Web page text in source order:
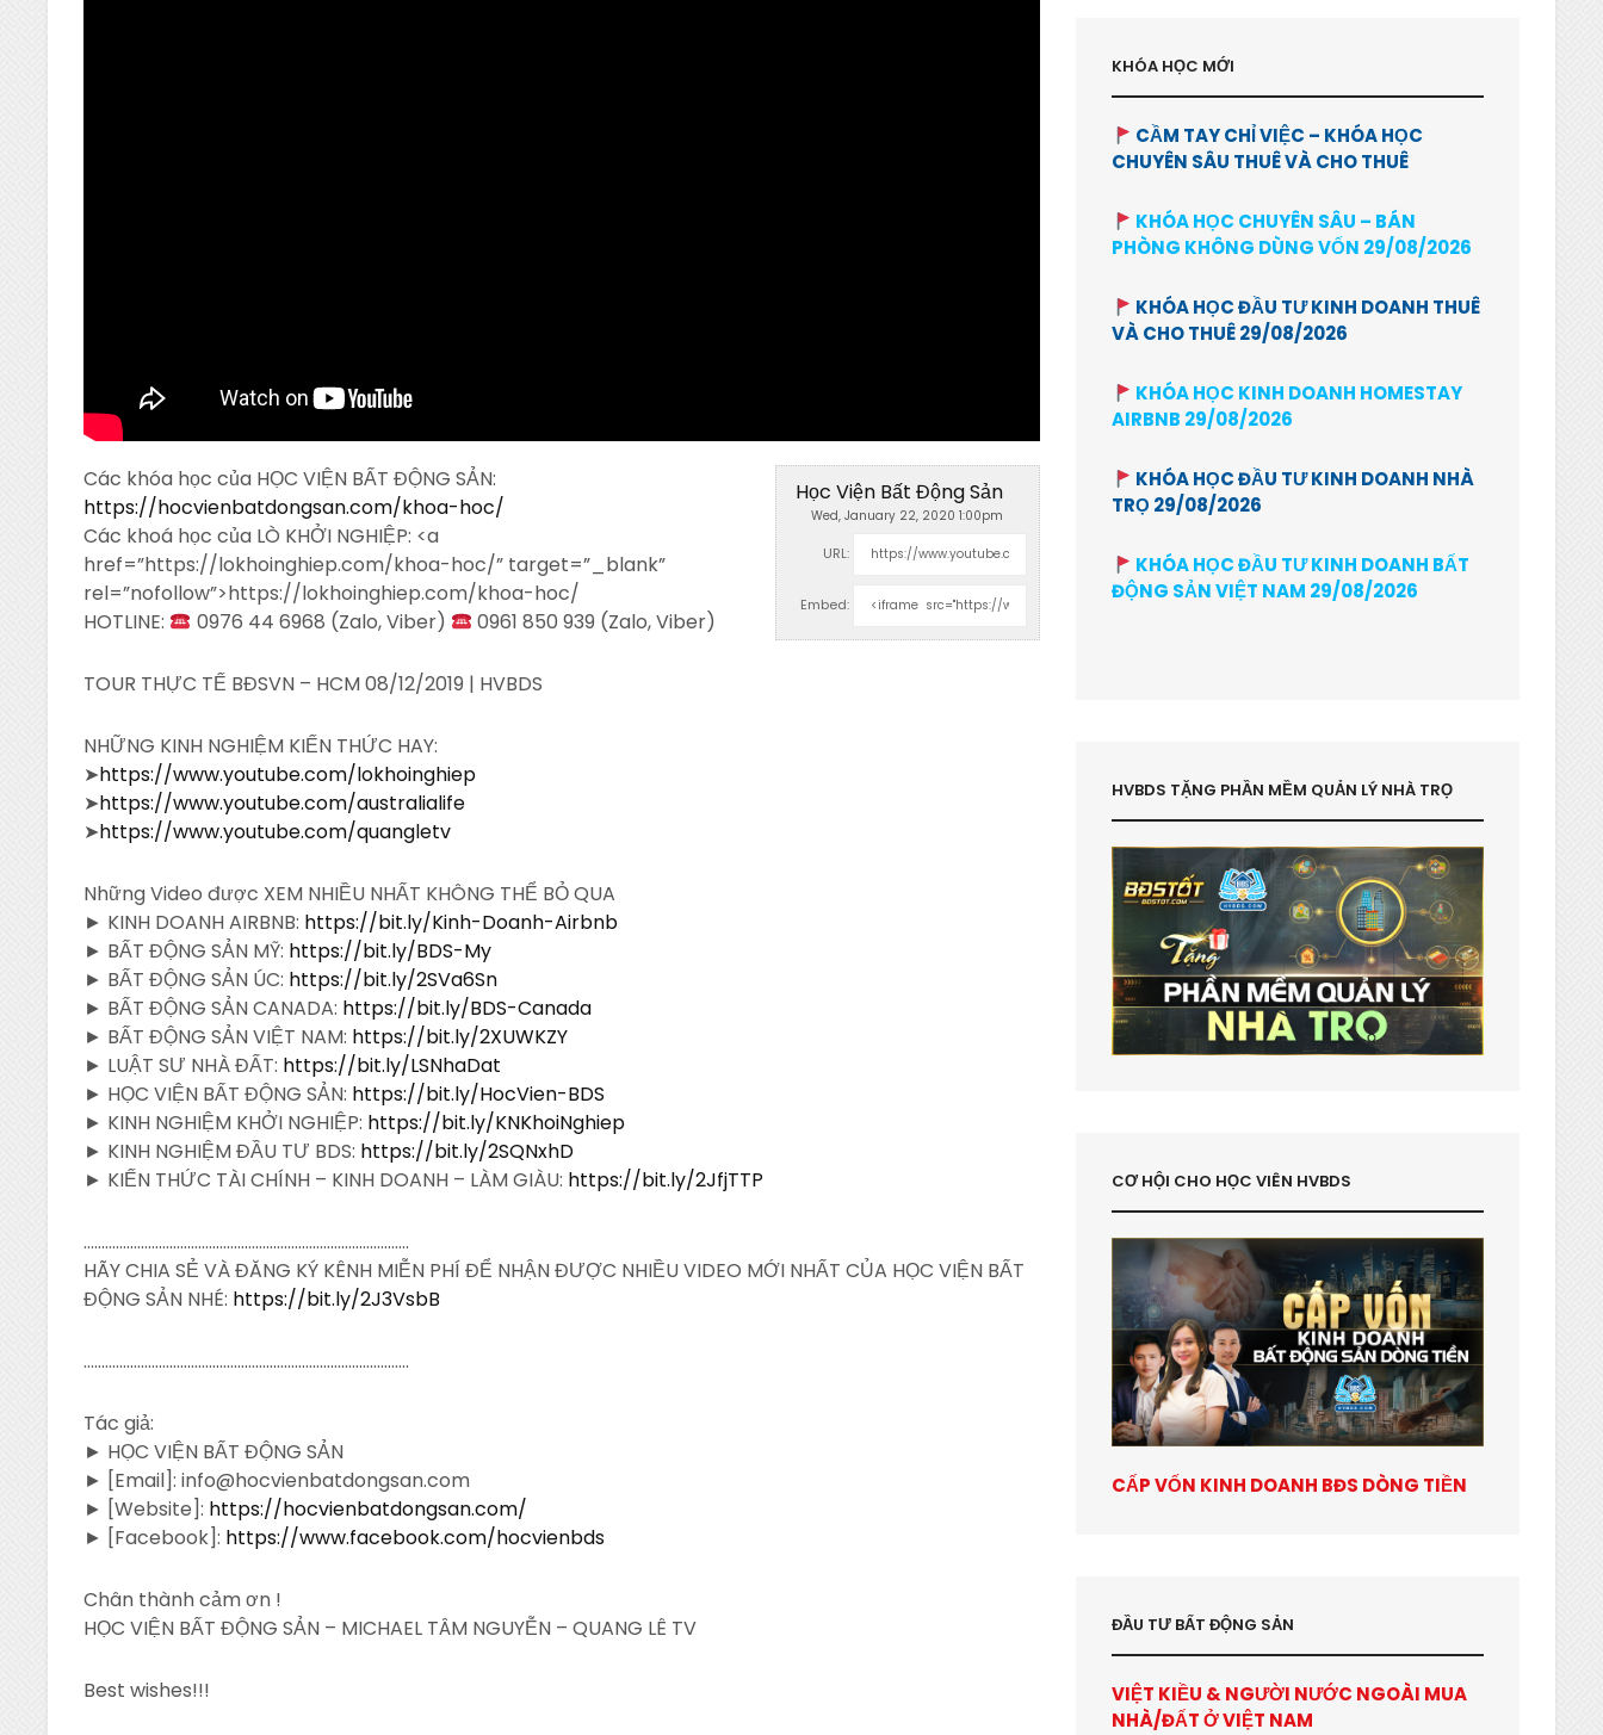
Học Viện Bất Động Sản
Wed, January 22, 2020 1:00pm
URL:
Embed:
Các khóa học của HỌC VIỆN BẤT ĐỘNG SẢN:
https://hocvienbatdongsan.com/khoa-hoc/
Các khoá học của LÒ KHỞI NGHIỆP: <a
href=”https://lokhoinghiep.com/khoa-hoc/” target=”_blank”
rel=”nofollow”>https://lokhoinghiep.com/khoa-hoc/
HOTLINE:
0976 44 6968 (Zalo, Viber) 0961 850 939 (Zalo, Viber)
TOUR THỰC TẾ BĐSVN – HCM 08/12/2019 | HVBDS
NHỮNG KINH NGHIỆM KIẾN THỨC HAY:
➤https://www.youtube.com/lokhoinghiep
➤https://www.youtube.com/australialife
➤https://www.youtube.com/quangletv
Những Video được XEM NHIỀU NHẤT KHÔNG THỂ BỎ QUA
► KINH DOANH AIRBNB: https://bit.ly/Kinh-Doanh-Airbnb
► BẤT ĐỘNG SẢN MỸ: https://bit.ly/BDS-My
► BẤT ĐỘNG SẢN ÚC: https://bit.ly/2SVa6Sn
► BẤT ĐỘNG SẢN CANADA: https://bit.ly/BDS-Canada
► BẤT ĐỘNG SẢN VIỆT NAM: https://bit.ly/2XUWKZY
► LUẬT SƯ NHÀ ĐẤT: https://bit.ly/LSNhaDat
► HỌC VIỆN BẤT ĐỘNG SẢN: https://bit.ly/HocVien-BDS
► KINH NGHIỆM KHỞI NGHIỆP: https://bit.ly/KNKhoiNghiep
► KINH NGHIỆM ĐẦU TƯ BDS: https://bit.ly/2SQNxhD
► KIẾN THỨC TÀI CHÍNH – KINH DOANH – LÀM GIÀU: https://bit.ly/2JfjTTP
……………………………………………………………………………….
HÃY CHIA SẺ VÀ ĐĂNG KÝ KÊNH MIỄN PHÍ ĐỂ NHẬN ĐƯỢC NHIỀU VIDEO MỚI NHẤT CỦA HỌC VIỆN BẤT
ĐỘNG SẢN NHÉ: https://bit.ly/2J3VsbB
……………………………………………………………………………….
Tác giả:
► HỌC VIỆN BẤT ĐỘNG SẢN
► [Email]: info@hocvienbatdongsan.com
► [Website]: https://hocvienbatdongsan.com/
► [Facebook]: https://www.facebook.com/hocvienbds
Chân thành cảm ơn !
HỌC VIỆN BẤT ĐỘNG SẢN – MICHAEL TÂM NGUYỄN – QUANG LÊ TV
Best wishes!!!
KHÓA HỌC MỚI
CẦM TAY CHỈ VIỆC – KHÓA HỌC
CHUYÊN SÂU THUÊ VÀ CHO THUÊ
KHÓA HỌC CHUYÊN SÂU – BÁN
PHÒNG KHÔNG DÙNG VỐN 29/08/2026
KHÓA HỌC ĐẦU TƯ KINH DOANH THUÊ
VÀ CHO THUÊ 29/08/2026
KHÓA HỌC KINH DOANH HOMESTAY
AIRBNB 29/08/2026
KHÓA HỌC ĐẦU TƯ KINH DOANH NHÀ
TRỌ 29/08/2026
KHÓA HỌC ĐẦU TƯ KINH DOANH BẤT
ĐỘNG SẢN VIỆT NAM 29/08/2026
HVBDS TẶNG PHẦN MỀM QUẢN LÝ NHÀ TRỌ
CƠ HỘI CHO HỌC VIÊN HVBDS
CẤP VỐN KINH DOANH BĐS DÒNG TIỀN
ĐẦU TƯ BẤT ĐỘNG SẢN
VIỆT KIỀU & NGƯỜI NƯỚC NGOÀI MUA
NHÀ/ĐẤT Ở VIỆT NAM